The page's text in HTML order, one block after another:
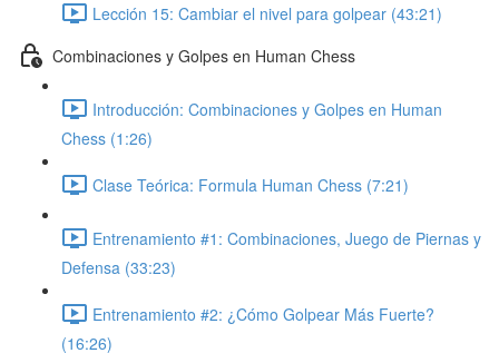
Lección 15: Cambiar el nivel para golpear (43:21)
Combinaciones y Golpes en Human Chess
Introducción: Combinaciones y Golpes en Human
Chess (1:26)
Clase Teórica: Formula Human Chess (7:21)
Entrenamiento #1: Combinaciones, Juego de Piernas y
Defensa (33:23)
Entrenamiento #2: ¿Cómo Golpear Más Fuerte?
(16:26)